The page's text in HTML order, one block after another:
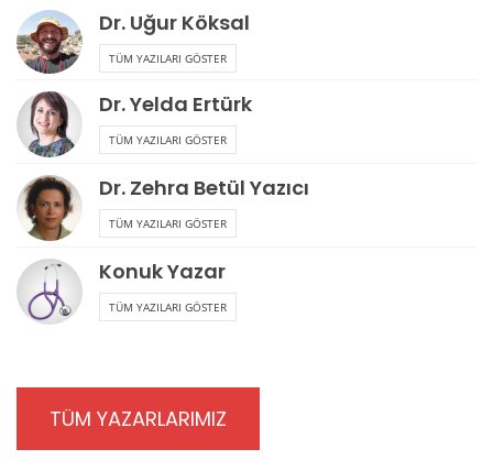
Dr. Uğur Köksal
TÜM YAZILARI GÖSTER
Dr. Yelda Ertürk
TÜM YAZILARI GÖSTER
Dr. Zehra Betül Yazıcı
TÜM YAZILARI GÖSTER
Konuk Yazar
TÜM YAZILARI GÖSTER
TÜM YAZARLARIMIZ